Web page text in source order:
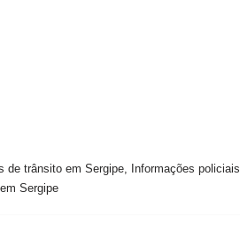
de trânsito em Sergipe, Informações policiais
Sergipe